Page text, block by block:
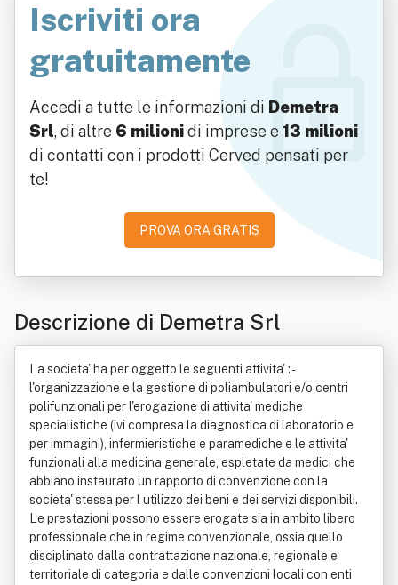
Iscriviti ora
gratuitamente
Accedi a tutte le informazioni di Demetra
Srl, di altre 6 milionidi imprese e 13 milioni
di contatti con i prodotti Cerved pensati per
te!
PROVA ORA GRATIS
Descrizione di Demetra Srl
La societa' ha per oggetto le seguenti attivita' : -
l'organizzazione e la gestione di poliambulatori e/o centri
polifunzionali per l'erogazione di attivita' mediche
specialistiche (ivi compresa la diagnostica di laboratorio e
per immagini), infermieristiche e paramediche e le attivita'
funzionali alla medicina generale, espletate da medici che
abbiano instaurato un rapporto di convenzione con la
societa' stessa per l utilizzo dei beni e dei servizi disponibili.
Le prestazioni possono essere erogate sia in ambito libero
professionale che in regime convenzionale, ossia quello
disciplinato dalla contrattazione nazionale, regionale e
territoriale di categoria e dalle convenzioni locali con enti